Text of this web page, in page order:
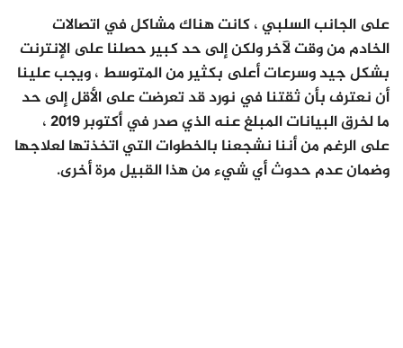
على الجانب السلبي ، كانت هناك مشاكل في اتصالات
الخادم من وقت لآخر ولكن إلى حد كبير حصلنا على الإنترنت
بشكل جيد وسرعات أعلى بكثير من المتوسط ، ويجب علينا
أن نعترف بأن ثقتنا في نورد قد تعرضت على الأقل إلى حد
ما لخرق البيانات المبلغ عنه الذي صدر في أكتوبر 2019 ،
على الرغم من أننا نشجعنا بالخطوات التي اتخذتها لعلاجها
وضمان عدم حدوث أي شيء من هذا القبيل مرة أخرى.